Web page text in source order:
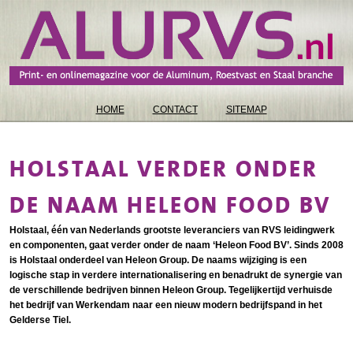
HOME CONTACT SITEMAP
HOLSTAAL VERDER ONDER
DE NAAM HELEON FOOD BV
Holstaal, één van Nederlands grootste leveranciers van RVS leidingwerk
en componenten, gaat verder onder de naam ‘Heleon Food BV’. Sinds 2008
is Holstaal onderdeel van Heleon Group. De naams­ wijziging is een
logische stap in verdere internationalisering en benadrukt de synergie van
de verschillende bedrijven binnen Heleon Group. Tegelijkertijd verhuisde
het bedrijf van Werkendam naar een nieuw modern bedrijfspand in het
Gelderse Tiel.